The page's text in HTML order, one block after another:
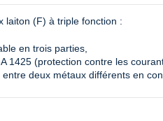
laiton (F) à triple fonction :
en trois parties,
1425 (protection contre les
entre deux métaux différents en